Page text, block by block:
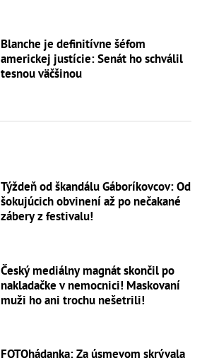
Blanche je definitívne šéfom
americkej justície: Senát ho schválil
tesnou väčšinou
Týždeň od škandálu Gáboríkovcov: Od
šokujúcich obvinení až po nečakané
zábery z festivalu!
Český mediálny magnát skončil po
nakladačke v nemocnici! Maskovaní
muži ho ani trochu nešetrili!
FOTOhádanka: Za úsmevom skrývala